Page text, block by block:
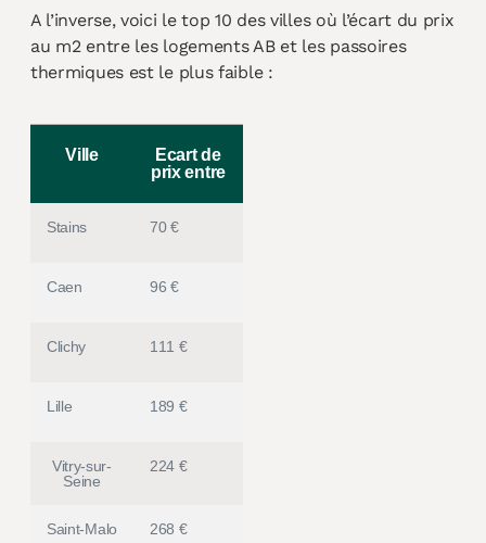
A l’inverse, voici le top 10 des villes où l’écart du prix
au m2 entre les logements AB et les passoires
thermiques est le plus faible :
Ville
Ecart de
prix entre
Stains 70 €
Caen 96 €
Clichy 111 €
Lille 189 €
Vitry-sur-
Seine
224 €
Saint-Malo 268 €